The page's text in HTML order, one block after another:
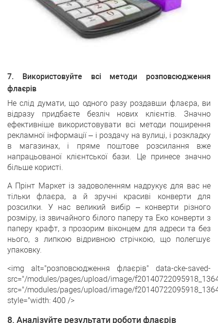
7. Використовуйте всі методи розповсюдження
флаєрів
Не слід думати, що одного разу роздавши флаєра, ви
відразу придбаєте безліч нових клієнтів. Значно
ефективніше використовувати всі методи поширення
рекламної інформації – і роздачу на вулиці, і розкладку
в магазинах, і пряме поштове розсилання вже
напрацьованої клієнтської бази. Це принесе значно
більше користі.
А Прінт Маркет із задоволенням надрукує для вас не
тільки флаєра, а й зручні красиві конверти для
розсилки. У нас великий вибір – конверти різного
розміру, із звичайного білого паперу та Еко конверти з
паперу крафт, з прозорим віконцем для адреси та без
нього, з липкою відривною стрічкою, що полегшує
упаковку.
<img alt="розповсюдження флаєрів" data-cke-saved-
src="/modules/pages/upload/image/
src="/modules/pages/upload/image/
style="width: 400 />
8. Аналізуйте результати роботи флаєрів